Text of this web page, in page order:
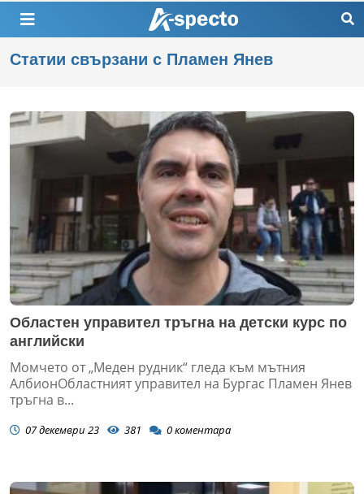
Статии свързани с Пламен Янев
Областен управител тръгна на детски курс по
английски
Момчето от „Меден рудник“ гледа към мътния
АлбионОбластният управител на Бургас Пламен Янев
тръгна в...
07 декември 23 381 0коментара